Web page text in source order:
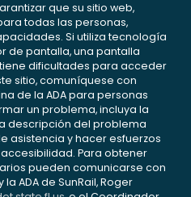
que su sitio web,
todas las personas,
Si utiliza tecnología
de pantalla, una pantalla
tiene dificultades para acceder
sitio, comuníquese con
de la ADA para personas
un problema, incluya la
descripción del problema
asistencia y hacer esfuerzos
Para obtener
pueden comunicarse con
ADA de SunRail, Roger